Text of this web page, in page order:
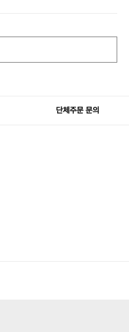
단체주문 문의